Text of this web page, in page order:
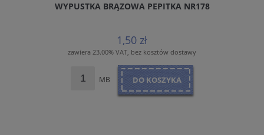
WYPUSTKA BRĄZOWA PEPITKA NR178
1,50 zł
zawiera 23.00% VAT, bez kosztów dostawy
MB DO KOSZYKA